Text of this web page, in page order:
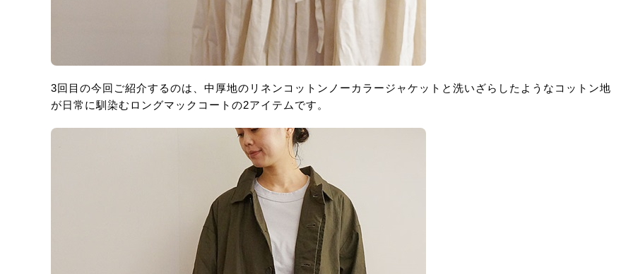
3回目の今回ご紹介するのは、中厚地のリネンコットンノーカラージャケットと洗いざらしたようなコットン地
が日常に馴染むロングマックコートの2アイテムです。